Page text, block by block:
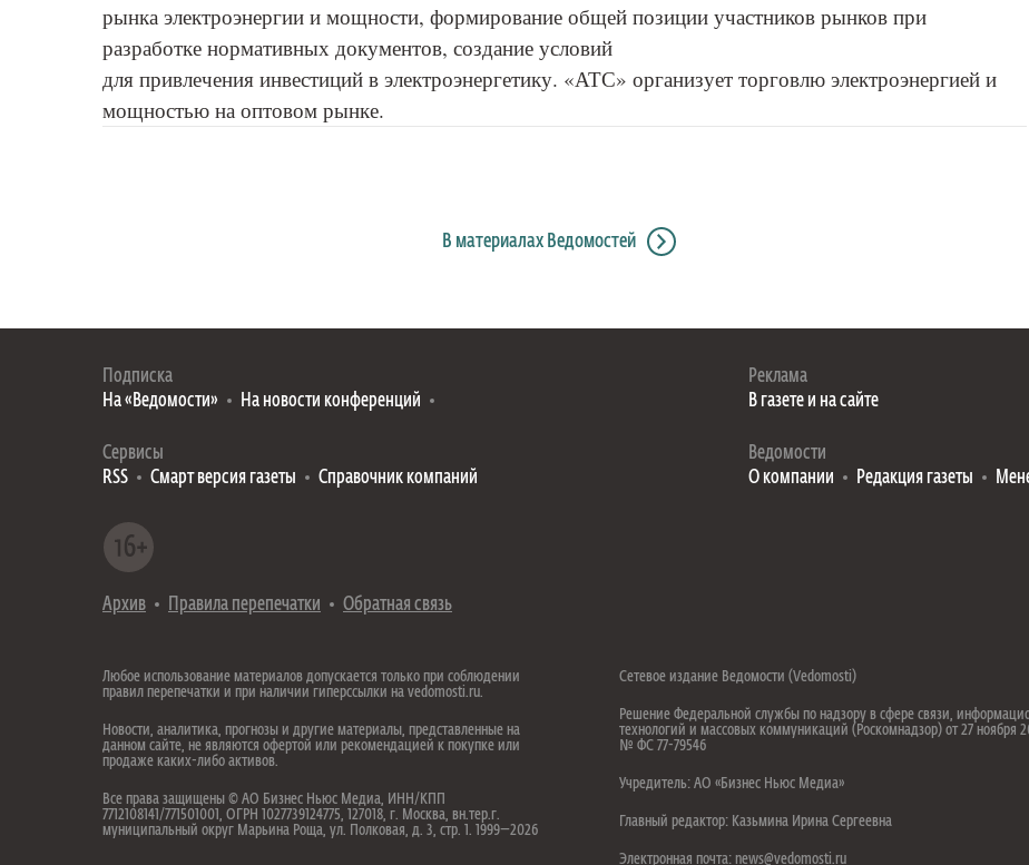
рынка электроэнергии и мощности, формирование общей позиции участников рынков при
разработке нормативных документов, создание условий
для привлечения инвестиций в электроэнергетику. «АТС» организует торговлю электроэнергией и
мощностью на оптовом рынке.
В материалах Ведомостей
Подписка
На «Ведомости»
На новости конференций
Сервисы
RSS
Смарт версия газеты Справочник компаний
Реклама
В газете и на сайте
Ведомости
О компании
Редакция газеты
Архив Правила перепечатки Обратная связь
Любое использование материалов допускается только при соблюдении
правил перепечатки и при наличии гиперссылки на vedomosti.ru.
Новости, аналитика, прогнозы и другие материалы, представленные на
данном сайте, не являются офертой или рекомендацией к покупке или
продаже каких-либо активов.
Все права защищены © АО Бизнес Ньюс Медиа, ИНН/КПП
7712108141/771501001, ОГРН 1027739124775, 127018, г. Москва, вн.тер.г.
муниципальный округ Марьина Роща, ул. Полковая, д. 3, стр. 1. 1999—2026
Сетевое издание Ведомости (Vedomosti)
Решение Федеральной службы по надзору в сфере связи,
технологий и массовых коммуникаций (Роскомнадзор) от 27 ноября
№ ФС 77-79546
Учредитель: АО «Бизнес Ньюс Медиа»
Главный редактор: Казьмина Ирина Сергеевна
Электронная почта: news@vedomosti.ru